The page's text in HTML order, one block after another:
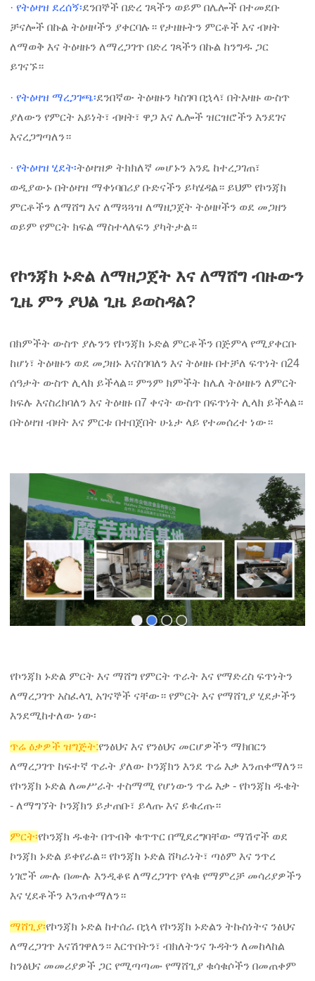
· የትዕዛዝ ደረሰኝ፡ደንበኞች በድረ ገጻችን ወይም በሌሎች በተመደቡ
ቻናሎች በኩል ትዕዛዞችን ያቀርባሉ። የታዘዙትን ምርቶች እና ብዛት
ለማወቅ እና ትዕዛዙን ለማረጋገጥ በድረ ገጻችን በኩል ከንግዱ ጋር
ይገናኙ።
· የትዕዛዝ ማረጋገጫ፡ደንበኛው ትዕዛዙን ካስገባ በኋላ፣ በትእዛዙ ውስጥ
ያለውን የምርት አይነት፣ ብዛት፣ ዋጋ እና ሌሎች ዝርዝሮችን እንደገና
እናረጋግጣለን።
· የትዕዛዝ ሂደት፡ትዕዛዝዎ ትክክለኛ መሆኑን አንዴ ከተረጋገጠ፣
ወዲያውኑ በትዕዛዝ ማቀነባበሪያ ቡድናችን ይካሄዳል። ይህም የኮንጃክ
ምርቶችን ለማሸግ እና ለማጓጓዝ ለማዘጋጀት ትዕዛዞችን ወደ መጋዘን
ወይም የምርት ክፍል ማስተላለፍን ያካትታል።
የኮንጃክ ኑድል ለማዘጋጀት እና ለማሸግ ብዙውን
ጊዜ ምን ያህል ጊዜ ይወስዳል?
በክምችት ውስጥ ያሉንን የኮንጃክ ኑድል ምርቶችን በጅምላ የሚያቀርቡ
ከሆነ፣ ትዕዛዙን ወደ መጋዘኑ እናስገባለን እና ትዕዛዙ በተቻለ ፍጥነት በ24
ሰዓታት ውስጥ ሊላክ ይችላል። ምንም ክምችት ከሌለ ትዕዛዙን ለምርት
ክፍሉ እናስረክባለን እና ትዕዛዙ በ7 ቀናት ውስጥ በፍጥነት ሊላክ ይችላል።
በትዕዛዝ ብዛት እና ምርቱ በተበጀበት ሁኔታ ላይ የተመሰረተ ነው።
የኮንጃክ ኑድል ምርት እና ማሸግ የምርት ጥራት እና የማድረስ ፍጥነትን
ለማረጋገጥ አስፈላጊ አገናኞች ናቸው። የምርት እና የማሸጊያ ሂደታችን
እንደሚከተለው ነው፡
ጥሬ ዕቃዎች ዝግጅት:የንፅህና እና የንፅህና መርሆዎችን ማክበርን
ለማረጋገጥ ከፍተኛ ጥራት ያለው ኮንጃክን እንደ ጥሬ እቃ እንጠቀማለን።
የኮንጃክ ኑድል ለመሥራት ተስማሚ የሆነውን ጥሬ እቃ - የኮንጃክ ዱቄት
- ለማግኘት ኮንጃክን ይታጠቡ፣ ይላጡ እና ይቁረጡ።
ምርት፡የኮንጃክ ዱቄት በጥብቅ ቁጥጥር በሚደረግባቸው ማሽኖች ወደ
ኮንጃክ ኑድል ይቀየራል። የኮንጃክ ኑድል ሸካራነት፣ ጣዕም እና ንጥረ
ነገሮች ሙሉ በሙሉ እንዲቆዩ ለማረጋገጥ የላቁ የማምረቻ መሳሪያዎችን
እና ሂደቶችን እንጠቀማለን።
ማሸጊያ፡የኮንጃክ ኑድል ከተሰራ በኋላ የኮንጃክ ኑድልን ትኩስነትና ንፅህና
ለማረጋገጥ እናሽገዋለን። እርጥበትን፣ ብክለትንና ጉዳትን ለመከላከል
ከንፅህና መመሪያዎች ጋር የሚጣጣሙ የማሸጊያ ቁሳቁሶችን በመጠቀም